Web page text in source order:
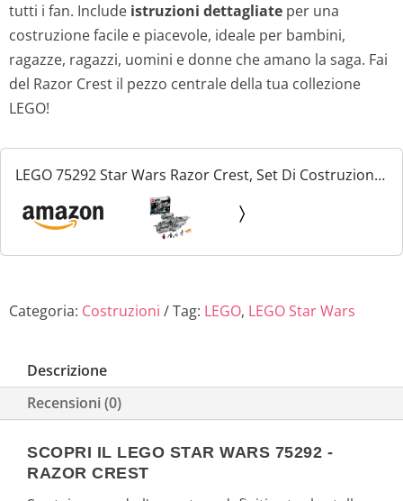
tutti i fan. Include istruzioni dettagliate per una
costruzione facile e piacevole, ideale per bambini,
ragazze, ragazzi, uomini e donne che amano la saga. Fai
del Razor Crest il pezzo centrale della tua collezione
LEGO!
LEGO 75292 Star Wars Razor Crest, Set Di Costruzioni
Astronave Giocattolo Con Minifigure Del Mandaloriano
E Baby Yoda E Figura Del Droide IG-11, Idea Regalo...
Categoria: Costruzioni Tag: LEGO, LEGO Star Wars
Descrizione
Recensioni (0)
SCOPRI IL LEGO STAR WARS 75292 -
RAZOR CREST